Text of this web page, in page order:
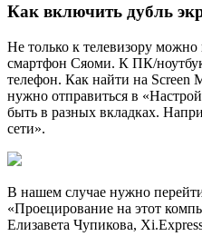
Как включить дубль
Не только к телевизору
смартфон Сяоми. К ПК/
телефон. Как найти на Screen
нужно отправиться в
быть в разных вкладках.
сети».
В нашем случае нужно
«Проецирование на этот
Елизавета Чупикова,